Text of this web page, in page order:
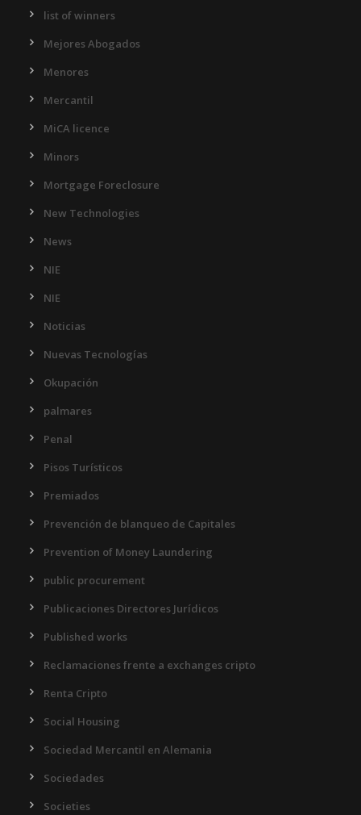
list of winners
Mejores Abogados
Menores
Mercantil
MiCA licence
Minors
Mortgage Foreclosure
New Technologies
News
NIE
NIE
Noticias
Nuevas Tecnologías
Okupación
palmares
Penal
Pisos Turísticos
Premiados
Prevención de blanqueo de Capitales
Prevention of Money Laundering
public procurement
Publicaciones Directores Jurídicos
Published works
Reclamaciones frente a exchanges cripto
Renta Cripto
Social Housing
Sociedad Mercantil en Alemania
Sociedades
Societies